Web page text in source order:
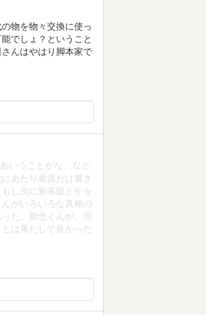
物を物々交換に使っ
でしょ？ということ
んはやはり脚本家で
いうことかな、など
あたり最後だけ書き
し次に新装版とかを
がいろいろな真相の
た。新也くんが、現
は果たして良かった